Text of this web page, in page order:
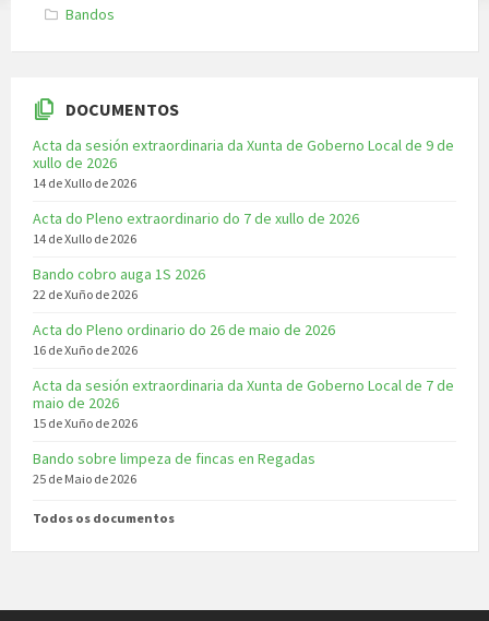
Categories:
Bandos
DOCUMENTOS
Acta da sesión extraordinaria da Xunta de Goberno Local de 9 de
xullo de 2026
14 de Xullo de 2026
Acta do Pleno extraordinario do 7 de xullo de 2026
14 de Xullo de 2026
Bando cobro auga 1S 2026
22 de Xuño de 2026
Acta do Pleno ordinario do 26 de maio de 2026
16 de Xuño de 2026
Acta da sesión extraordinaria da Xunta de Goberno Local de 7 de
maio de 2026
15 de Xuño de 2026
Bando sobre limpeza de fincas en Regadas
25 de Maio de 2026
Todos os documentos